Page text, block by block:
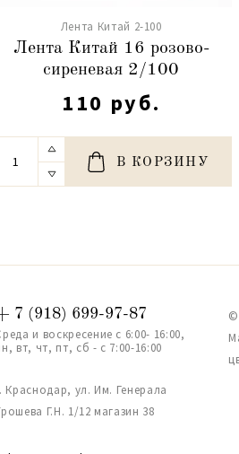
Лента Китай 2-100
Лента Китай 16 розово-
сиреневая 2/100
110 руб.
В КОРЗИНУ
7 (918) 699-97-87
и воскресение с 6:00- 16:00,
вт, чт, пт, сб - с 7:00-16:00
Краснодар, ул. Им. Генерала
Г.Н. 1/12 магазин 38
©